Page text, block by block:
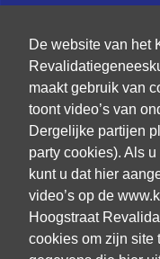
De website van het
maakt gebruik van
toont video’s van
Dergelijke partijen
party cookies). Als
kunt u dat hier
video’s op de
Hoogstraat
cookies om zijn site
Over het KCRU
Samenwerkingen
Onze onderzoekers
Procedure